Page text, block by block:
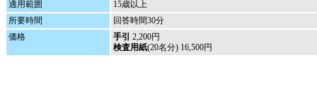
適用範囲
15歳以上
所要時間
回答時間30分
価格
手引 2,200円
検査用紙(20名分) 16,500円